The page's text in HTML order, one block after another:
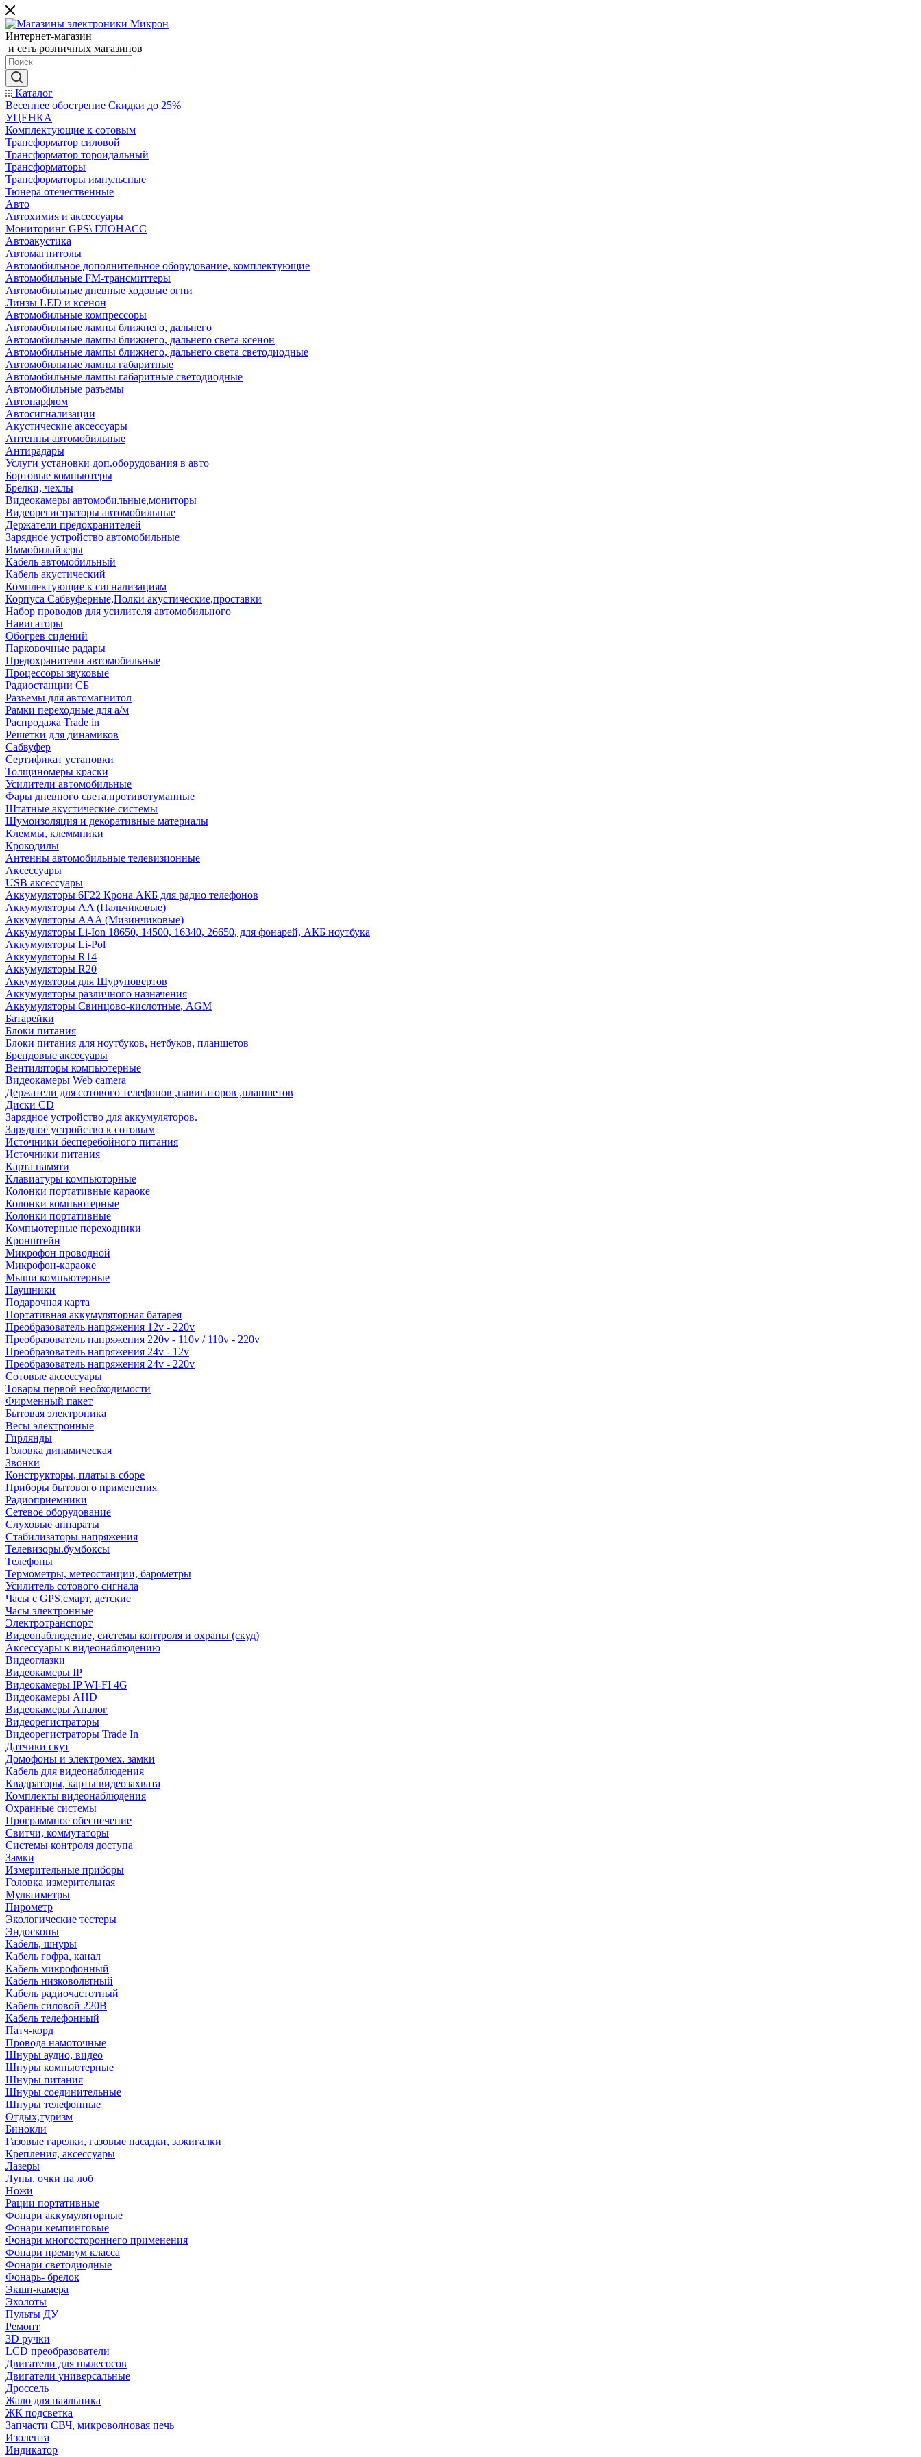
Интернет-магазин
и сеть розничных магазинов
Каталог
Весеннее обострение Скидки до 25%
УЦЕНКА
Комплектующие к сотовым
Трансформатор силовой
Трансформатор тороидальный
Трансформаторы
Трансформаторы импульсные
Тюнера отечественные
Авто
Автохимия и аксессуары
Мониторинг GPS\ ГЛОНАСС
Автоакустика
Автомагнитолы
Автомобильное дополнительное оборудование, комплектующие
Автомобильные FM-трансмиттеры
Автомобильные дневные ходовые огни
Линзы LED и ксенон
Автомобильные компрессоры
Автомобильные лампы ближнего, дальнего
Автомобильные лампы ближнего, дальнего света ксенон
Автомобильные лампы ближнего, дальнего света светодиодные
Автомобильные лампы габаритные
Автомобильные лампы габаритные светодиодные
Автомобильные разъемы
Автопарфюм
Автосигнализации
Акустические аксессуары
Антенны автомобильные
Антирадары
Услуги установки доп.оборудования в авто
Бортовые компьютеры
Брелки, чехлы
Видеокамеры автомобильные,мониторы
Видеорегистраторы автомобильные
Держатели предохранителей
Зарядное устройство автомобильные
Иммобилайзеры
Кабель автомобильный
Кабель акустический
Комплектующие к сигнализациям
Корпуса Сабвуферные,Полки акустические,проставки
Набор проводов для усилителя автомобильного
Навигаторы
Обогрев сидений
Парковочные радары
Предохранители автомобильные
Процессоры звуковые
Радиостанции СБ
Разъемы для автомагнитол
Рамки переходные для а/м
Распродажа Trade in
Решетки для динамиков
Сабвуфер
Сертификат установки
Толщиномеры краски
Усилители автомобильные
Фары дневного света,противотуманные
Штатные акустические системы
Шумоизоляция и декоративные материалы
Клеммы, клеммники
Крокодилы
Антенны автомобильные телевизионные
Аксессуары
USB аксессуары
Аккумуляторы 6F22 Крона АКБ для радио телефонов
Аккумуляторы AA (Пальчиковые)
Аккумуляторы AAA (Мизинчиковые)
Аккумуляторы Li-Ion 18650, 14500, 16340, 26650, для фонарей, АКБ ноутбука
Аккумуляторы Li-Pol
Аккумуляторы R14
Аккумуляторы R20
Аккумуляторы для Шуруповертов
Аккумуляторы различного назначения
Аккумуляторы Свинцово-кислотные, AGM
Батарейки
Блоки питания
Блоки питания для ноутбуков, нетбуков, планшетов
Брендовые аксесуары
Вентиляторы компьютерные
Видеокамеры Web camera
Держатели для сотового телефонов ,навигаторов ,планшетов
Диски CD
Зарядное устройство для аккумуляторов.
Зарядное устройство к сотовым
Источники бесперебойного питания
Источники питания
Карта памяти
Клавиатуры компьюторные
Колонки портативные караоке
Колонки компьютерные
Колонки портативные
Компьютерные переходники
Кронштейн
Микрофон проводной
Микрофон-караоке
Мыши компьютерные
Наушники
Подарочная карта
Портативная аккумуляторная батарея
Преобразователь напряжения 12v - 220v
Преобразователь напряжения 220v - 110v / 110v - 220v
Преобразователь напряжения 24v - 12v
Преобразователь напряжения 24v - 220v
Сотовые аксессуары
Товары первой необходимости
Фирменный пакет
Бытовая электроника
Весы электронные
Гирлянды
Головка динамическая
Звонки
Конструкторы, платы в сборе
Приборы бытового применения
Радиоприемники
Сетевое оборудование
Слуховые аппараты
Стабилизаторы напряжения
Телевизоры.бумбоксы
Телефоны
Термометры, метеостанции, барометры
Усилитель сотового сигнала
Часы с GPS,смарт, детские
Часы электронные
Электротранспорт
Видеонаблюдение, системы контроля и охраны (скуд)
Аксессуары к видеонаблюдению
Видеоглазки
Видеокамеры IP
Видеокамеры IP WI-FI 4G
Видеокамеры AHD
Видеокамеры Аналог
Видеорегистраторы
Видеорегистраторы Trade In
Датчики скут
Домофоны и электромех. замки
Кабель для видеонаблюдения
Квадраторы, карты видеозахвата
Комплекты видеонаблюдения
Охранные системы
Программное обеспечение
Свитчи, коммутаторы
Системы контроля доступа
Замки
Измерительные приборы
Головка измерительная
Мультиметры
Пирометр
Экологические тестеры
Эндоскопы
Кабель, шнуры
Кабель гофра, канал
Кабель микрофонный
Кабель низковольтный
Кабель радиочастотный
Кабель силовой 220В
Кабель телефонный
Патч-корд
Провода намоточные
Шнуры аудио, видео
Шнуры компьютерные
Шнуры питания
Шнуры соединительные
Шнуры телефонные
Отдых,туризм
Бинокли
Газовые гарелки, газовые насадки, зажигалки
Крепления, аксессуары
Лазеры
Лупы, очки на лоб
Ножи
Рации портативные
Фонари аккумуляторные
Фонари кемпинговые
Фонари многостороннего применения
Фонари премиум класса
Фонари светодиодные
Фонарь- брелок
Экшн-камера
Эхолоты
Пульты ДУ
Ремонт
3D ручки
LCD преобразователи
Двигатели для пылесосов
Двигатели универсальные
Дроссель
Жало для паяльника
ЖК подсветка
Запчасти СВЧ, микроволновая печь
Изолента
Индикатор